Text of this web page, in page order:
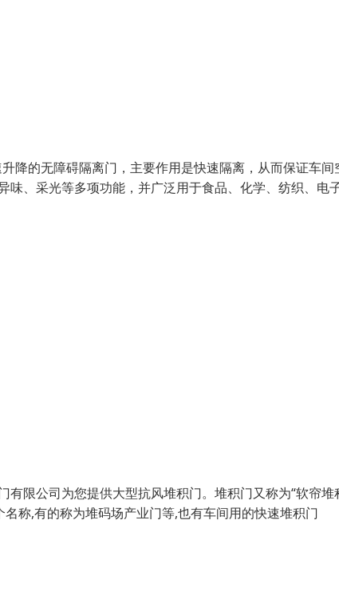
降的无障碍隔离门，主要作用是快速隔离，从而保证车间
、采光等多项功能，并广泛用于食品、化学、纺织、电
限公司为您提供大型抗风堆积门。堆积门又称为“软帘堆
称,有的称为堆码场产业门等,也有车间用的快速堆积门